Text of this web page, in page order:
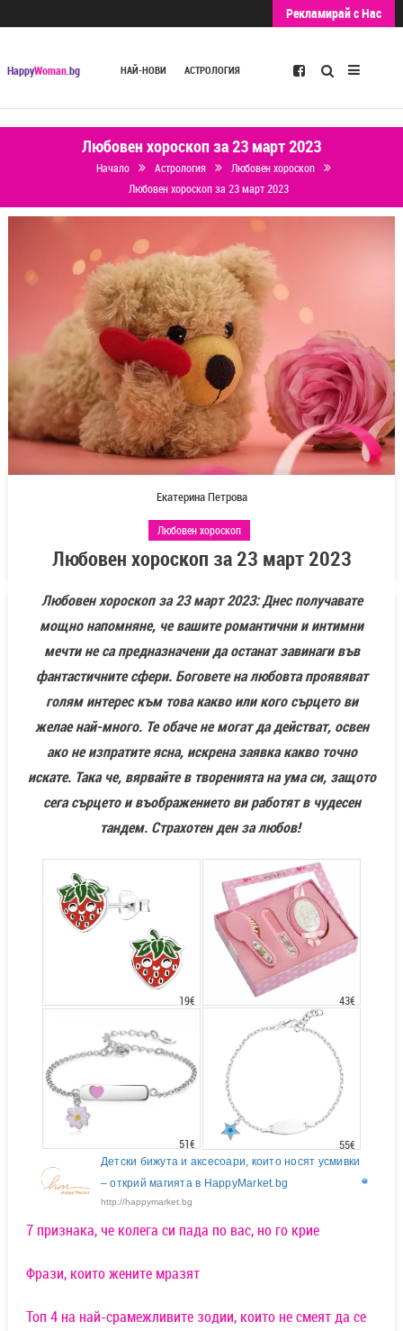
Рекламирай с Нас
HappyWoman.bg НАЙ-НОВИ АСТРОЛОГИЯ Търсене
Любовен хороскоп за 23 март 2023
Начало Астрология
Любовен хороскоп
Любовен хороскоп за 23 март 2023
Екатерина Петрова
Любовен хороскоп
Любовен хороскоп за 23 март 2023
Любовен хороскоп за 23 март 2023:Днес получавате
мощно напомняне, че вашите романтични и интимни
мечти не са предназначени да останат завинаги във
фантастичните сфери. Боговете на любовта проявяват
голям интерес към това какво или кого сърцето ви
желае най-много. Те обаче не могат да действат, освен
ако не изпратите ясна, искрена заявка какво точно
искате. Така че, вярвайте в творенията на ума си, защото
сега сърцето и въображението ви работят в чудесен
тандем. Страхотен ден за любов!
19€ 43€
51€ 55€
Детски бижута и аксесоари, които носят усмивки
– открий магията в HappyMarket.bg
http://happymarket.bg
7 признака, че колега си пада по вас, но го крие
Фрази, които жените мразят
Топ 4 на най-срамежливите зодии, които не смеят да се